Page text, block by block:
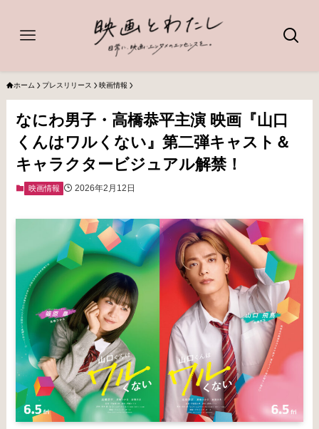
ホーム プレスリリース 映画情報
なにわ男子・高橋恭平主演 映画『山口
くんはワルくない』第二弾キャスト＆
キャラクタービジュアル解禁！
映画情報 2026年2月12日